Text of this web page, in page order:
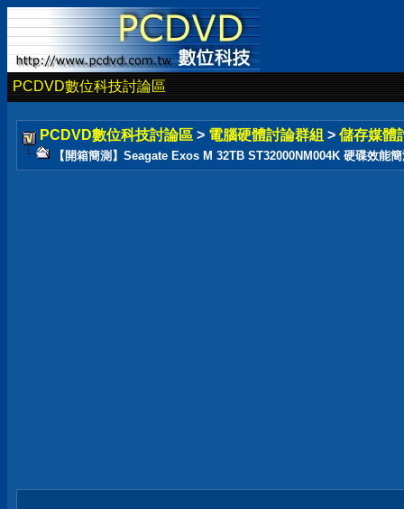
PCDVD數位科技討論區
PCDVD數位科技討論區 > 電腦硬體討論群組 > 儲存媒體
【開箱簡測】Seagate Exos M 32TB ST32000NM004K 硬碟效能